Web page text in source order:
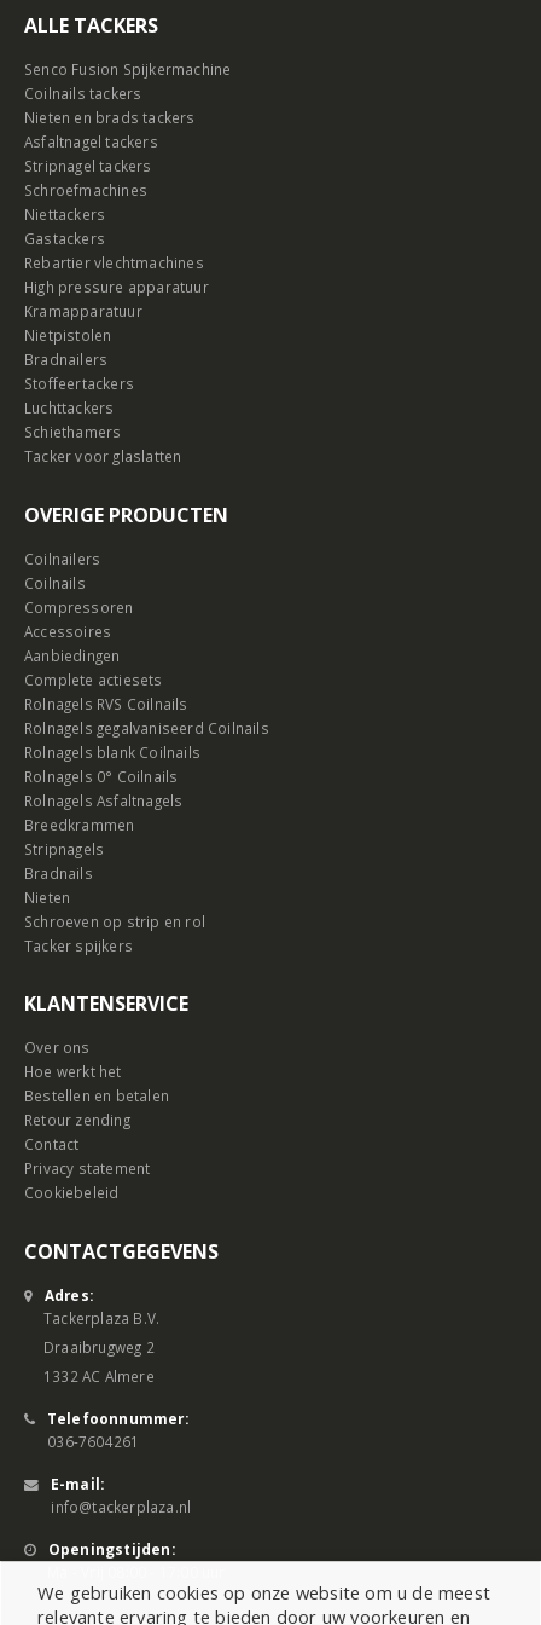
ALLE TACKERS
Senco Fusion Spijkermachine
Coilnails tackers
Nieten en brads tackers
Asfaltnagel tackers
Stripnagel tackers
Schroefmachines
Niettackers
Gastackers
Rebartier vlechtmachines
High pressure apparatuur
Kramapparatuur
Nietpistolen
Bradnailers
Stoffeertackers
Luchttackers
Schiethamers
Tacker voor glaslatten
OVERIGE PRODUCTEN
Coilnailers
Coilnails
Compressoren
Accessoires
Aanbiedingen
Complete actiesets
Rolnagels RVS Coilnails
Rolnagels gegalvaniseerd Coilnails
Rolnagels blank Coilnails
Rolnagels 0° Coilnails
Rolnagels Asfaltnagels
Breedkrammen
Stripnagels
Bradnails
Nieten
Schroeven op strip en rol
Tacker spijkers
KLANTENSERVICE
Over ons
Hoe werkt het
Bestellen en betalen
Retour zending
Contact
Privacy statement
Cookiebeleid
CONTACTGEGEVENS
Adres:
Tackerplaza B.V.
Draaibrugweg 2
1332 AC Almere
Telefoonnummer:
036-7604261
E-mail:
info@tackerplaza.nl
Openingstijden:
We gebruiken cookies op onze website om u de meest
relevante ervaring te bieden door uw voorkeuren en